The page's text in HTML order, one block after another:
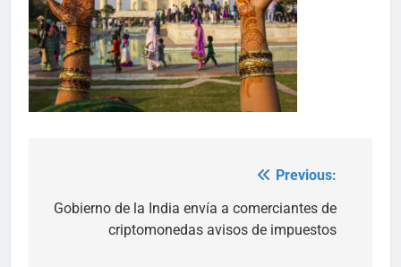
navigation
Previous:
Gobierno de la India envía a comerciantes de
criptomonedas avisos de impuestos